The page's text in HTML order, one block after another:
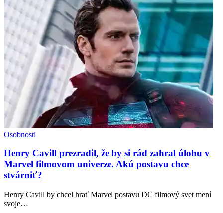
Osobnosti
Henry Cavill prezradil, že by si rád zahral úlohu v
Marvel filmovom univerze. Akú postavu chce
stvárniť?
Henry Cavill by chcel hrať Marvel postavu DC filmový svet mení
svoje…